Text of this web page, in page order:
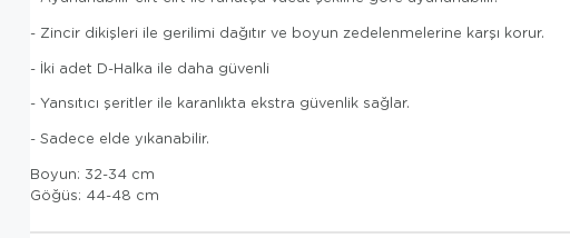
- Zincir dikişleri ile gerilimi dağıtır ve boyun zedelenmelerine karşı korur.
- İki adet D-Halka ile daha güvenli
- Yansıtıcı şeritler ile karanlıkta ekstra güvenlik sağlar.
- Sadece elde yıkanabilir.
Boyun: 32-34 cm
Göğüs: 44-48 cm